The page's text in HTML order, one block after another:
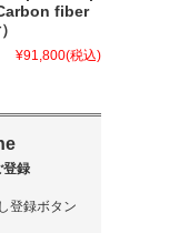
fiber
¥91,800(税込)
登録ボタン